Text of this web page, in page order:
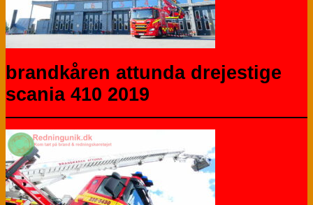
brandkåren attunda drejestige
scania 410 2019